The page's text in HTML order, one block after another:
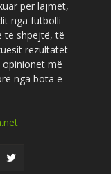
për lajmet,
nga futbolli
të shpejtë, të
rezultatet
më
nga bota e